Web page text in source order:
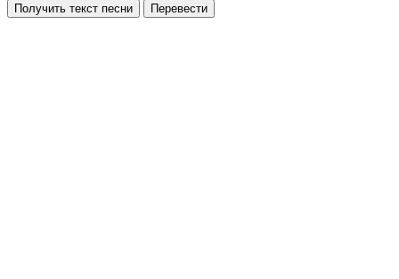
Получить текст песни Перевести